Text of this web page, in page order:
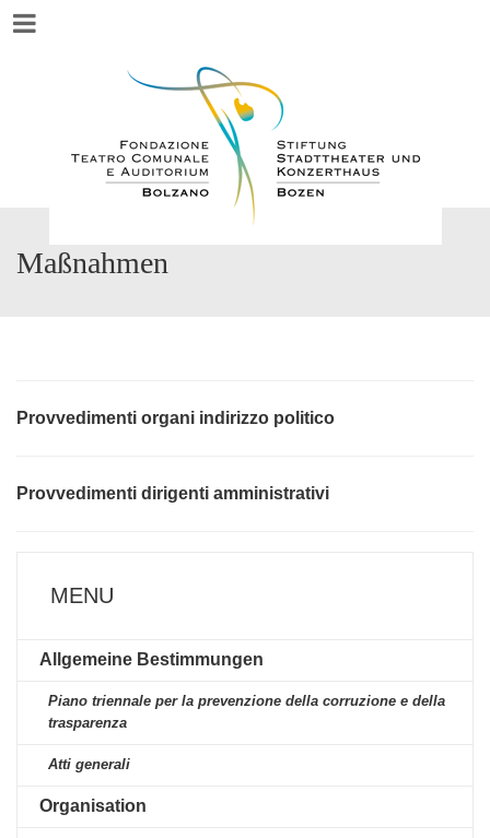
Menu
Maßnahmen
Provvedimenti organi indirizzo politico
Provvedimenti dirigenti amministrativi
MENU
Allgemeine Bestimmungen
Piano triennale per la prevenzione della corruzione e della
trasparenza
Atti generali
Organisation